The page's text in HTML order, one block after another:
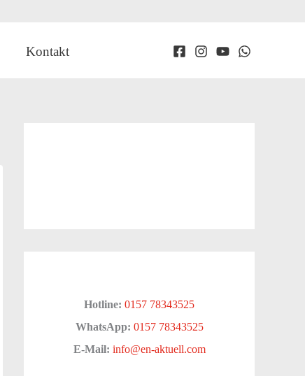
Kontakt
Hotline: 0157 78343525
WhatsApp: 0157 78343525
E-Mail: info@en-aktuell.com